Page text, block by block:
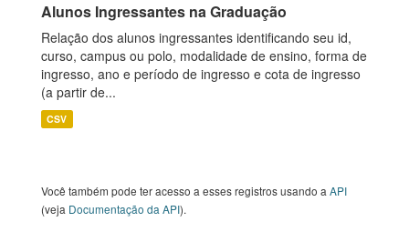
Alunos Ingressantes na Graduação
Relação dos alunos ingressantes identificando seu id,
curso, campus ou polo, modalidade de ensino, forma de
ingresso, ano e período de ingresso e cota de ingresso
(a partir de...
CSV
Você também pode ter acesso a esses registros usando a API
(veja Documentação da API).